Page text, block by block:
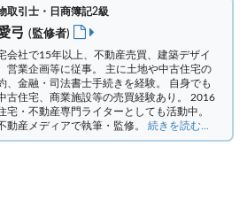
取引士・日商簿記2級
弓 (監修者)
会社で15年以上、不動産売買、建築デザイ
営業企画等に従事。 主に土地や中古住宅の
、金融・司法書士手続きを経験。 自身でも
古住宅、商業施設等の売買経験あり。 2016
宅・不動産専門ライターとしても活動中。
動産メディアで執筆・監修。 続きを読む...